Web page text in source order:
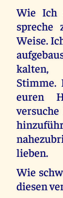
Wie Ich
spreche
Weise.
kalten,
Stimme.
euren
lieben.
Wie
diesen